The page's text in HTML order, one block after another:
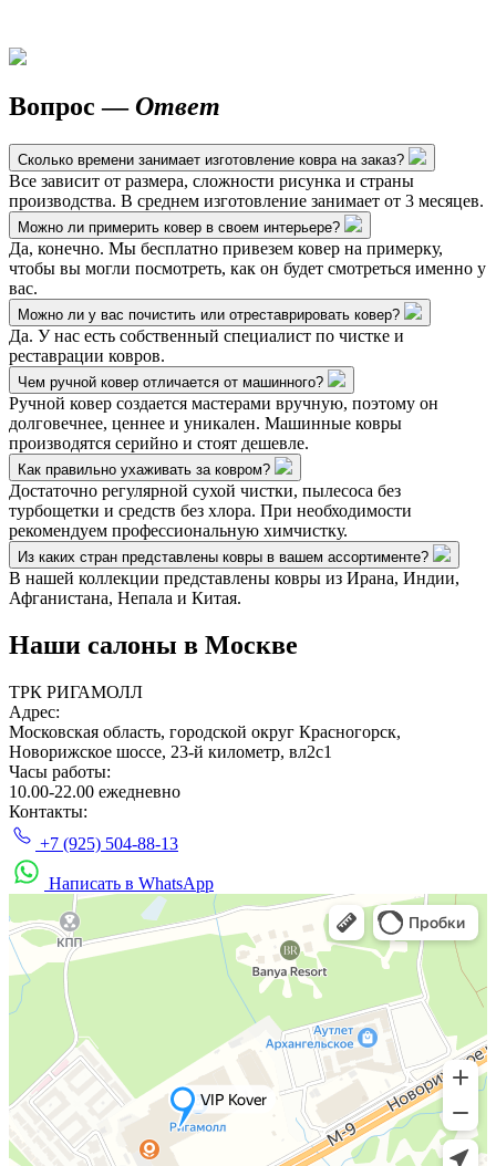
Вопрос —Ответ
Сколько времени занимает изготовление ковра на заказ?
Все зависит от размера, сложности рисунка и страны
производства. В среднем изготовление занимает от 3 месяцев.
Можно ли примерить ковер в своем интерьере?
Да, конечно. Мы бесплатно привезем ковер на примерку,
чтобы вы могли посмотреть, как он будет смотреться именно у
вас.
Можно ли у вас почистить или отреставрировать ковер?
Да. У нас есть собственный специалист по чистке и
реставрации ковров.
Чем ручной ковер отличается от машинного?
Ручной ковер создается мастерами вручную, поэтому он
долговечнее, ценнее и уникален. Машинные ковры
производятся серийно и стоят дешевле.
Как правильно ухаживать за ковром?
Достаточно регулярной сухой чистки, пылесоса без
турбощетки и средств без хлора. При необходимости
рекомендуем профессиональную химчистку.
Из каких стран представлены ковры в вашем ассортименте?
В нашей коллекции представлены ковры из Ирана, Индии,
Афганистана, Непала и Китая.
Наши салоны в Москве
ТРК РИГАМОЛЛ
Адрес:
Московская область, городской округ Красногорск,
Новорижское шоссе, 23-й километр, вл2с1
Часы работы:
10.00-22.00 ежедневно
Контакты:
+7 (925) 504-88-13
Написать в WhatsApp